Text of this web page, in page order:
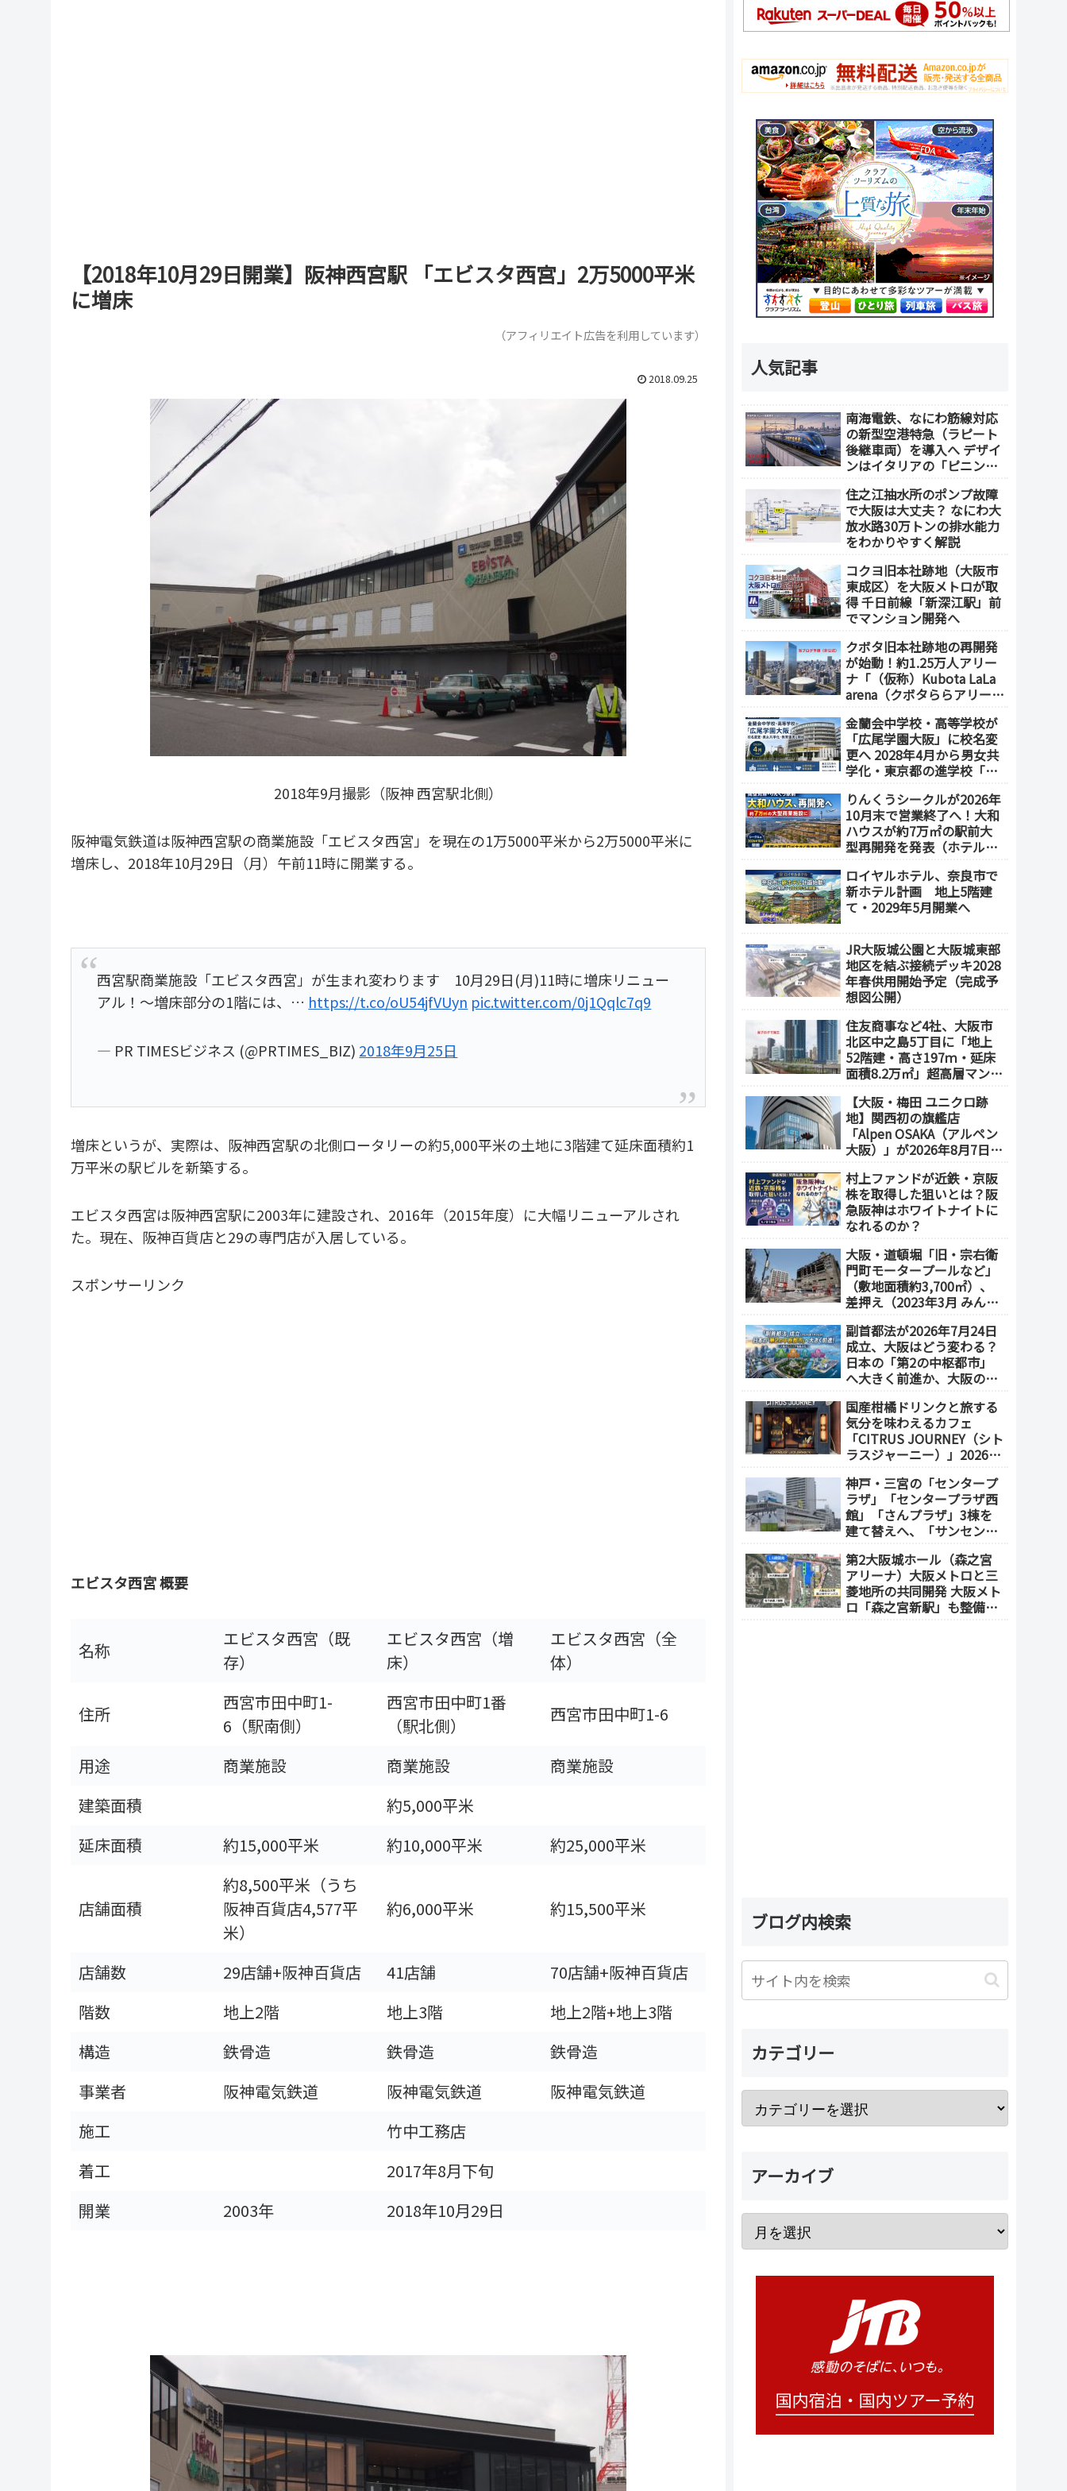
【2018年10月29日開業】阪神西宮駅 「エビスタ西宮」2万5000平米
に増床
（アフィリエイト広告を利用しています）
2018.09.25
2018年9月撮影（阪神 西宮駅北側）
阪神電気鉄道は阪神西宮駅の商業施設「エビスタ西宮」を現在の1万5000平米から2万5000平米に
増床し、2018年10月29日（月）午前11時に開業する。
西宮駅商業施設「エビスタ西宮」が生まれ変わります 10月29日(月)11時に増床リニュー
アル！～増床部分の1階には、… https://t.co/oU54jfVUyn pic.twitter.com/0j1Qqlc7q9
— PR TIMESビジネス (@PRTIMES_BIZ) 2018年9月25日
増床というが、実際は、阪神西宮駅の北側ロータリーの約5,000平米の土地に3階建て延床面積約1
万平米の駅ビルを新築する。
エビスタ西宮は阪神西宮駅に2003年に建設され、2016年（2015年度）に大幅リニューアルされ
た。現在、阪神百貨店と29の専門店が入居している。
スポンサーリンク
エビスタ西宮 概要
名称
エビスタ西宮（既
存）
エビスタ西宮（増
床）
エビスタ西宮（全
体）
住所
西宮市田中町1-
6（駅南側）
西宮市田中町1番
（駅北側）
西宮市田中町1-6
用途 商業施設 商業施設
商業施設
建築面積
約5,000平米
延床面積
約15,000平米 約10,000平米 約25,000平米
店舗面積
約8,500平米（うち
阪神百貨店4,577平
米）
約6,000平米 約15,500平米
店舗数 29店舗+阪神百貨店 41店舗
70店舗+阪神百貨店
階数
地上2階 地上3階
地上2階+地上3階
構造
鉄骨造 鉄骨造
鉄骨造
事業者
阪神電気鉄道 阪神電気鉄道
阪神電気鉄道
施工
竹中工務店
着工
2017年8月下旬
開業
2003年 2018年10月29日
人気記事
南海電鉄、なにわ筋線対応
の新型空港特急（ラピート
後継車両）を導入へ デザイ
ンはイタリアの「ピニンフ
住之江抽水所のポンプ故障
で大阪は大丈夫？ なにわ大
放水路30万トンの排水能力
をわかりやすく解説
コクヨ旧本社跡地（大阪市
東成区）を大阪メトロが取
得 千日前線「新深江駅」前
でマンション開発へ
クボタ旧本社跡地の再開発
が始動！約1.25万人アリー
ナ「（仮称）Kubota LaLa
arena（クボタららアリー
業施設も開発へ【2032年以
降開業】
金蘭会中学校・高等学校が
「広尾学園大阪」に校名変
更へ 2028年4月から男女共
学化・東京都の進学校「広
りんくうシークルが2026年
10月末で営業終了へ！大和
ハウスが約7万㎡の駅前大
型再開発を発表（ホテル開
ロイヤルホテル、奈良市で
新ホテル計画 地上5階建
て・2029年5月開業へ
JR大阪城公園と大阪城東部
地区を結ぶ接続デッキ2028
年春供用開始予定（完成予
想図公開）
住友商事など4社、大阪市
北区中之島5丁目に「地上
52階建・高さ197ｍ・延床
面積8.2万㎡」超高層マンシ
竣工
【大阪・梅田 ユニクロ跡
地】関西初の旗艦店
「Alpen OSAKA（アルペン
大阪）」が2026年8月7日オ
の体験型スポーツ専門店が
誕生
村上ファンドが近鉄・京阪
株を取得した狙いとは？阪
急阪神はホワイトナイトに
なれるのか？
大阪・道頓堀「旧・宗右衛
門町モータープールなど」
（敷地面積約3,700㎡）、
差押え（2023年3月 みんな
得）
副首都法が2026年7月24日
成立、大阪はどう変わる？
日本の「第2の中枢都市」
へ大きく前進か、大阪の5
国産柑橘ドリンクと旅する
気分を味わえるカフェ
「CITRUS JOURNEY（シト
ラスジャーニー）」2026年
メトロ「本町駅」徒歩1
分）
神戸・三宮の「センタープ
ラザ」「センタープラザ西
館」「さんプラザ」3棟を
建て替えへ、「サンセンタ
会」が2026年7月発足
第2大阪城ホール（森之宮
アリーナ）大阪メトロと三
菱地所の共同開発 大阪メト
ロ「森之宮新駅」も整備へ
ブログ内検索
カテゴリー
アーカイブ